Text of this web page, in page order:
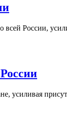
России,
усиливая